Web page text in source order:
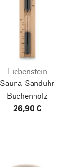
Liebenstein
Sauna-Sanduhr
Buchenholz
26,90 €